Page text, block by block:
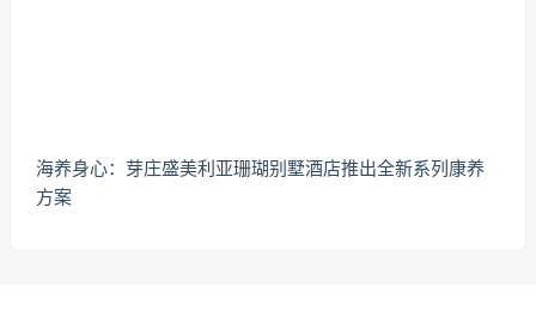
海养身心：芽庄盛美利亚珊瑚别墅酒店推出全新系列康养
方案